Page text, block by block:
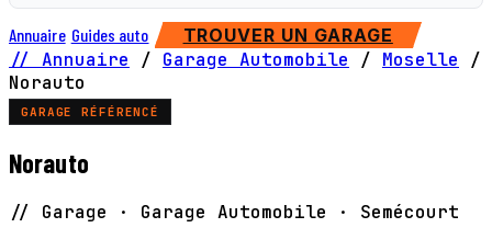
Annuaire Guides auto TROUVER UN GARAGE
// Annuaire / Garage Automobile / Moselle
/
Norauto
GARAGE RÉFÉRENCÉ
Norauto
// Garage · Garage Automobile · Semécourt